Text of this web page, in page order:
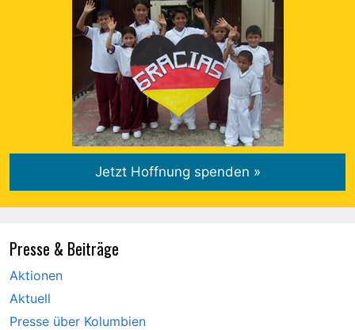
Presse & Beiträge
Aktionen
Aktuell
Presse über Kolumbien